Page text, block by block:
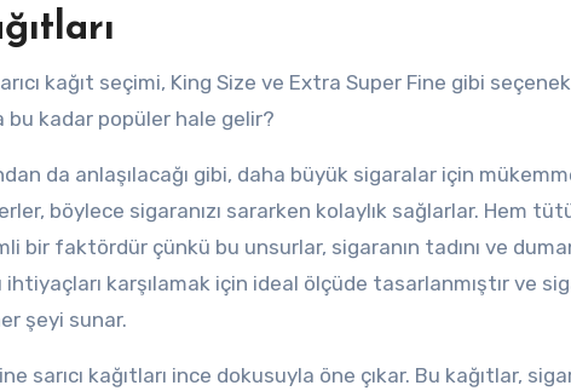
kağıt seçimi, King Size ve Extra Super Fine gibi
bu kadar popüler hale gelir?
da anlaşılacağı gibi, daha büyük sigaralar için
böylece sigaranızı sararken kolaylık sağlarlar. Hem
bir faktördür çünkü bu unsurlar, sigaranın tadını ve
ihtiyaçları karşılamak için ideal ölçüde tasarlanmıştır ve
şeyi sunar.
sarıcı kağıtları ince dokusuyla öne çıkar. Bu kağıtlar,